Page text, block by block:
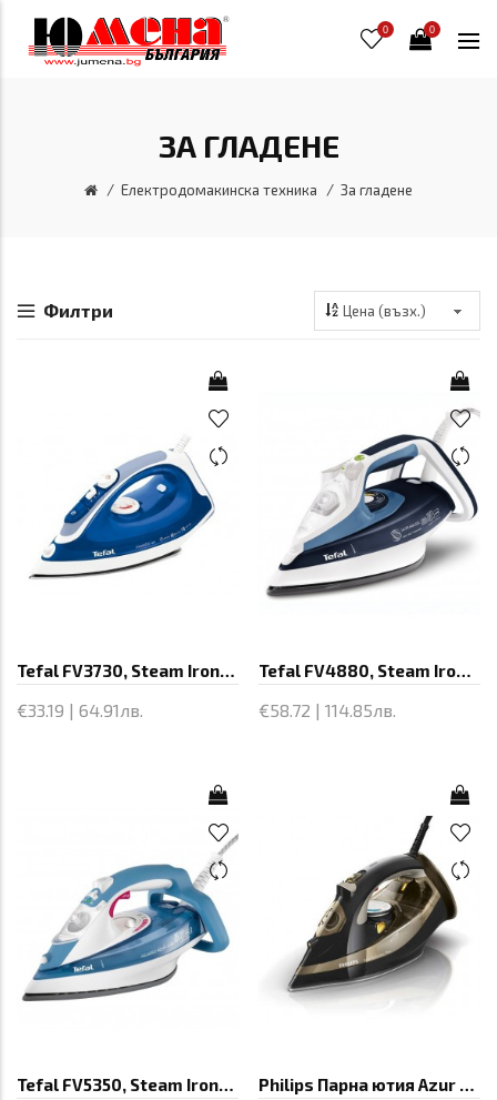
0 0
ЗА ГЛАДЕНЕ
Електродомакинска техника За гладене
Филтри
Tefal FV3730, Steam Irons, Maestro.
€33.19 | 64.91лв.
Tefal FV4880, Steam Irons, Ultragliss
€58.72 | 114.85лв.
Tefal FV5350, Steam Irons, Aquaspeed Philips Парна ютия Azur STEAM IRON